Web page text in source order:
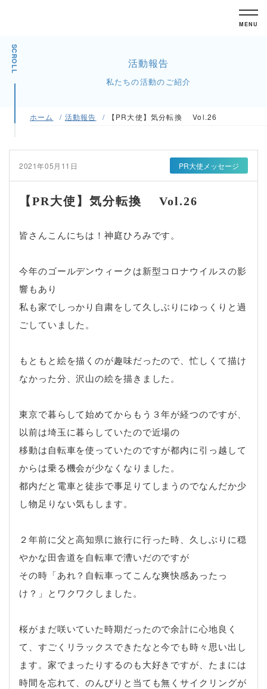
MENU
SCROLL 活動報告
私たちの活動のご紹介
ホーム 活動報告 【PR大使】気分転換 Vol.26
2021年05月11日 PR大使メッセージ
【PR大使】気分転換 Vol.26
皆さんこんにちは！神庭ひろみです。
今年のゴールデンウィークは新型コロナウイルスの影
響もあり
私も家でしっかり自粛をして久しぶりにゆっくりと過
ごしていました。
もともと絵を描くのが趣味だったので、忙しくて描け
なかった分、沢山の絵を描きました。
東京で暮らして始めてからもう３年が経つのですが、
以前は埼玉に暮らしていたので近場の
移動は自転車を使っていたのですが都内に引っ越して
からは乗る機会が少なくなりました。
都内だと電車と徒歩で事足りてしまうのでなんだか少
し物足りない気もします。
２年前に父と高知県に旅行に行った時、久しぶりに穏
やかな田舎道を自転車で漕いだのですが
その時「あれ？自転車ってこんな爽快感あったっ
け？」とワクワクしました。
桜がまだ咲いていた時期だったので余計に心地良く
て、すごくリラックスできたなと今でも時々思い出し
ます。家でまったりするのも大好きですが、たまには
時間を忘れて、のんびりと当ても無くサイクリングが